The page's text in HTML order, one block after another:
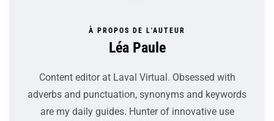
À PROPOS DE L'AUTEUR
Léa Paule
Content editor at Laval Virtual. Obsessed with
adverbs and punctuation, synonyms and keywords
are my daily guides. Hunter of innovative use